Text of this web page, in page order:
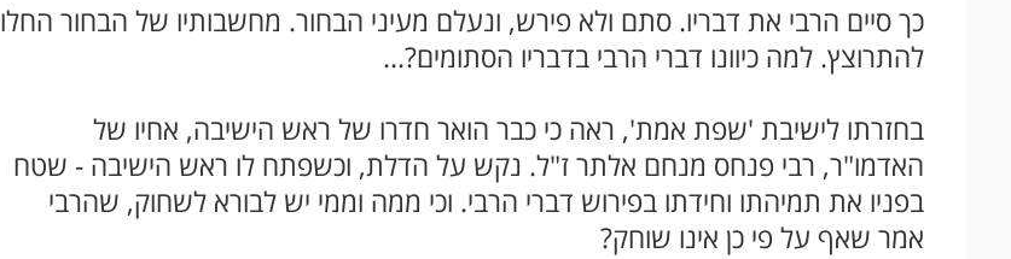
כך סיים הרבי את דבריו. סתם ולא פירש, ונעלם מעיני הבחור. מחשבותיו של הבחור החלו
להתרוצץ. למה כיוונו דברי הרבי בדבריו הסתומים?...
בחזרתו לישיבת 'שפת אמת', ראה כי כבר הואר חדרו של ראש הישיבה, אחיו של
האדמו"ר, רבי פנחס מנחם אלתר ז"ל. נקש על הדלת, וכשפתח לו ראש הישיבה - שטח
בפניו את תמיהתו וחידתו בפירוש דברי הרבי. וכי ממה וממי יש לבורא לשחוק, שהרבי
אמר שאף על פי כן אינו שוחק?